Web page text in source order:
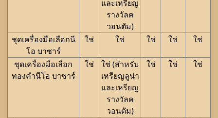
และเหรียญ
รางวัลค
วอนตัม)
ชุดเครื่องมือเลือกนี
โอ บาซาร์
ใช่ ใช่ ใช่ ใช่ ใช่
ชุดเครื่องมือเลือก
ทองคำนีโอ บาซาร์
ใช่
ใช่ (สำหรับ
เหรียญลูน่า
และเหรียญ
รางวัลค
วอนตัม)
ใช่ ใช่ ใช่